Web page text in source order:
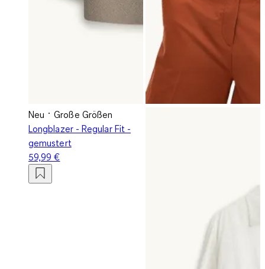
Neu
Große Größen
Longblazer - Regular Fit -
gemustert
59,99 €